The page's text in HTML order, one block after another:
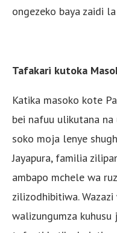
ongezeko baya zaidi
Tafakari kutoka
Katika masoko kote
bei nafuu ulikutana na
soko moja lenye
Jayapura, familia
ambapo mchele wa
zilizodhibitiwa.
walizungumza